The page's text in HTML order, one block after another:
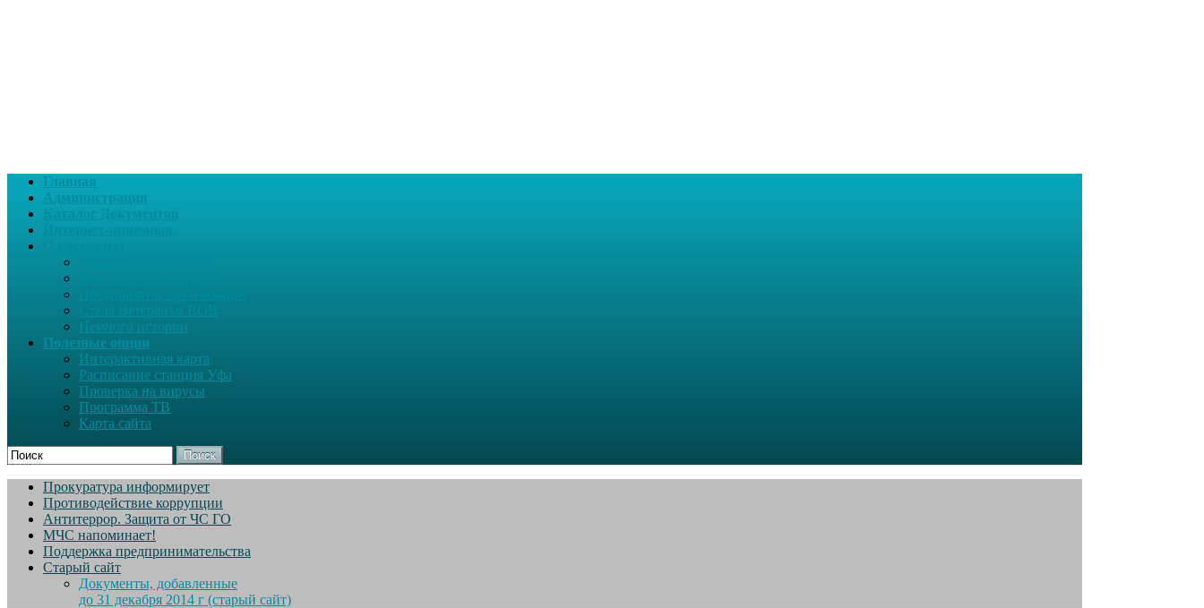
Главная
Администрация
Немного истории
Полезные опции
Интерактивная карта
Расписание станция Уфа
Проверка на вирусы
Программа ТВ
Карта сайта
Поиск
Прокуратура информирует
Противодействие коррупции
Антитеррор. Защита от ЧС ГО
МЧС напоминает!
Поддержка предпринимательства
Старый сайт
Документы, добавленные
до 31 декабря 2014 г (старый сайт)